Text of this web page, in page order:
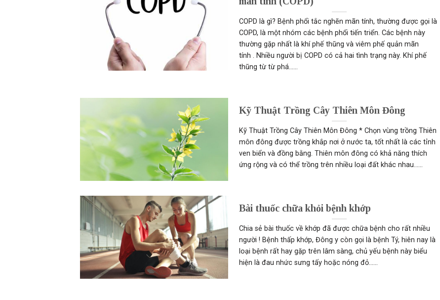
COPD là gì? Bệnh phổi tắc nghẽn mãn tính, thường được gọi là
COPD, là một nhóm các bệnh phổi tiến triển. Các bệnh này
thường gặp nhất là khí phế thũng và viêm phế quản mãn
tính . Nhiều người bị COPD có cả hai tình trạng này. Khí phế
thũng từ từ phá......
Kỹ Thuật Trồng Cây Thiên Môn Đông
Kỹ Thuật Trồng Cây Thiên Môn Đông * Chọn vùng trồng Thiên
môn đông được trồng khắp nơi ở nước ta, tốt nhất là các tỉnh
ven biển và đồng bằng. Thiên môn đông có khả năng thích
ứng rộng và có thể trồng trên nhiều loại đất khác nhau......
Bài thuốc chữa khỏi bệnh khớp
Chia sẻ bài thuốc về khớp đã được chữa bệnh cho rất nhiều
người ! Bệnh thấp khớp, Đông y còn gọi là bệnh Tý, hiên nay là
loại bệnh rất hay gặp trên lâm sàng, chủ yếu bệnh này biểu
hiện là đau nhức sưng tấy hoặc nóng đỏ......